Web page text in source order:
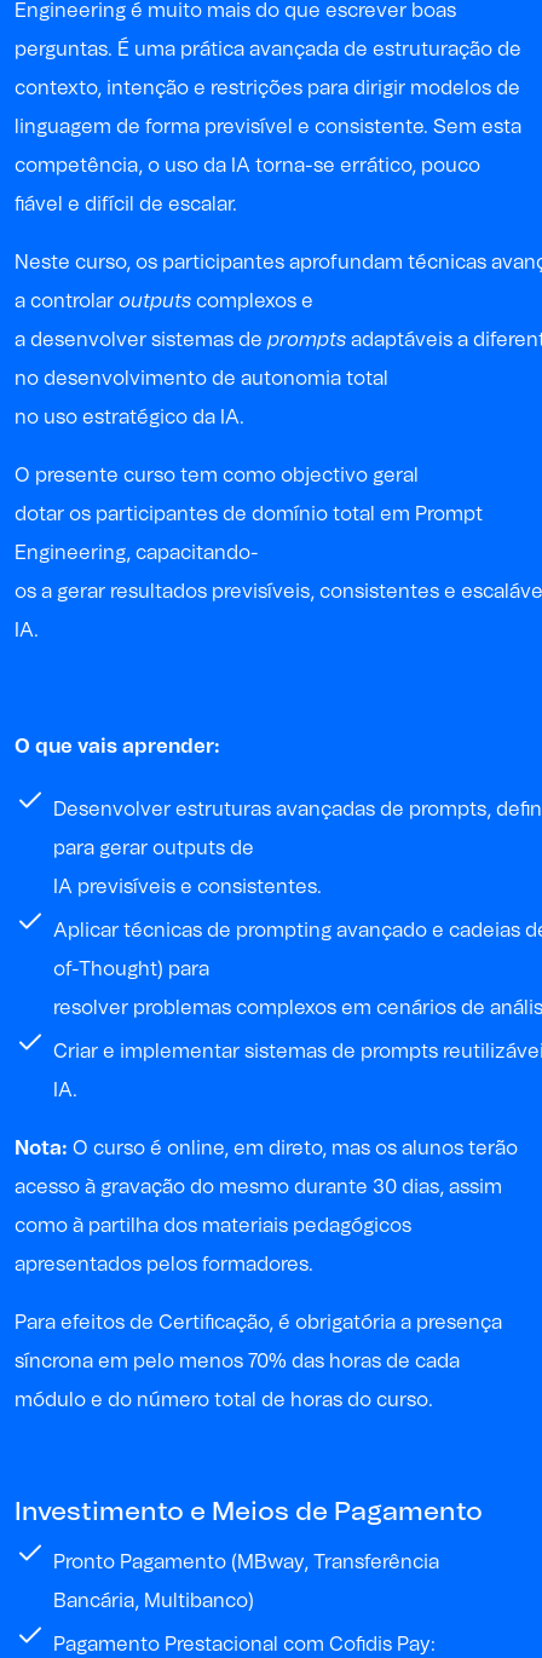
Engineering é muito mais do que escrever boas
perguntas. É uma prática avançada de estruturação de
contexto, intenção e restrições para dirigir modelos de
linguagem de forma previsível e consistente. Sem esta
competência, o uso da IA torna-se errático, pouco
fiável e difícil de escalar.
Neste curso, os participantes aprofundam técnicas
a controlar outputs complexos e
a desenvolver sistemas de prompts adaptáveis a
no desenvolvimento de autonomia total
no uso estratégico da IA.
O presente curso tem como objectivo geral
dotar os participantes de domínio total em Prompt
Engineering, capacitando-
os a gerar resultados previsíveis, consistentes e
IA.
O que vais aprender:
Desenvolver estruturas avançadas de prompts,
para gerar outputs de
IA previsíveis e consistentes.
Aplicar técnicas de prompting avançado e cadeias
of-Thought) para
resolver problemas complexos em cenários de
Criar e implementar sistemas de prompts
IA.
Nota: O curso é online, em direto, mas os alunos terão
acesso à gravação do mesmo durante 30 dias, assim
como à partilha dos materiais pedagógicos
apresentados pelos formadores.
Para efeitos de Certificação, é obrigatória a presença
síncrona em pelo menos 70% das horas de cada
módulo e do número total de horas do curso.
Investimento e Meios de Pagamento
Pronto Pagamento (MBway, Transferência
Bancária, Multibanco)
Pagamento Prestacional com Cofidis Pay: